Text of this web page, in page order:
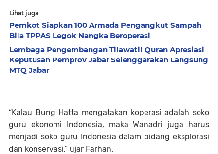
Lihat juga
Pemkot Siapkan 100 Armada Pengangkut Sampah
Bila TPPAS Legok Nangka Beroperasi
Lembaga Pengembangan Tilawatil Quran Apresiasi
Keputusan Pemprov Jabar Selenggarakan Langsung
MTQ Jabar
“Kalau Bung Hatta mengatakan koperasi adalah soko
guru ekonomi Indonesia, maka Wanadri juga harus
menjadi soko guru Indonesia dalam bidang eksplorasi
dan konservasi,” ujar Farhan.